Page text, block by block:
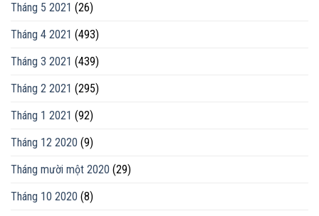
Tháng 5 2021 (26)
Tháng 4 2021 (493)
Tháng 3 2021 (439)
Tháng 2 2021 (295)
Tháng 1 2021 (92)
Tháng 12 2020 (9)
Tháng mười một 2020 (29)
Tháng 10 2020 (8)